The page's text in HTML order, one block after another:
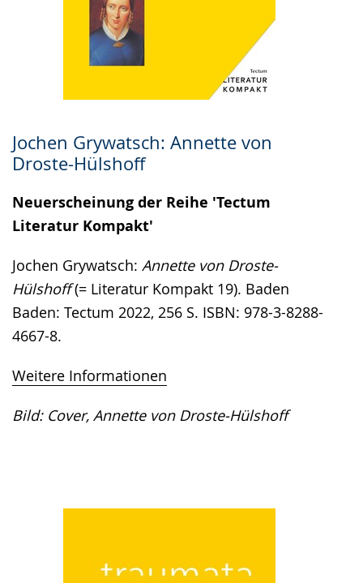
Jochen Grywatsch: Annette von
Droste-Hülshoff
Neuerscheinung der Reihe 'Tectum
Literatur Kompakt'
Jochen Grywatsch: Annette von Droste-
Hülshoff(= Literatur Kompakt 19). Baden
Baden: Tectum 2022, 256 S. ISBN: 978-3-8288-
4667-8.
Weitere Informationen
Bild: Cover, Annette von Droste-Hülshoff